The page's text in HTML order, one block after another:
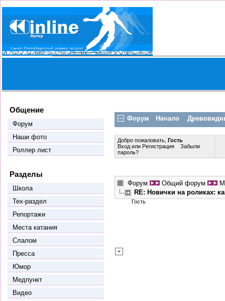
Общение
Форум
Наши фото
Роллер лист
Разделы
Школа
Тех-раздел
Репортажи
Места катания
Слалом
Пресса
Юмор
Медпункт
Видео
Форум Начало
Добро пожаловать,Гость
Входили Регистрация
Забыли
пароль?
Форум Общий форум
RE: Новички на роликах:
Гость